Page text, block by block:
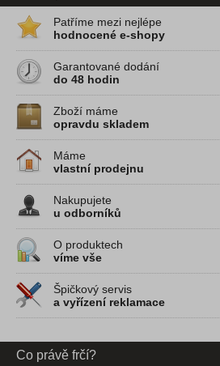
Patříme mezi nejlépe
hodnocené e-shopy
Garantované dodání
do 48 hodin
Zboží máme
opravdu skladem
Máme
vlastní prodejnu
Nakupujete
u odborníků
O produktech
víme vše
Špičkový servis
a vyřízení reklamace
Co právě frčí?